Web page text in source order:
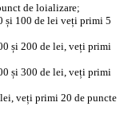
de loializare;
și 100 de lei veți primi 5
și 200 de lei, veți primi
și 300 de lei, veți primi
veți primi 20 de puncte